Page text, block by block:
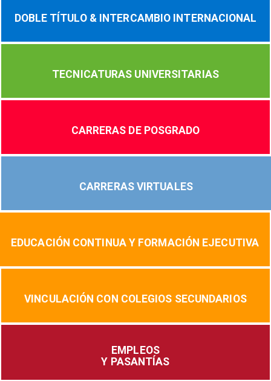
DOBLE TÍTULO & INTERCAMBIO INTERNACIONAL
TECNICATURAS UNIVERSITARIAS
CARRERAS DE POSGRADO
CARRERAS VIRTUALES
EDUCACIÓN CONTINUA Y FORMACIÓN EJECUTIVA
VINCULACIÓN CON COLEGIOS SECUNDARIOS
EMPLEOS
Y PASANTÍAS